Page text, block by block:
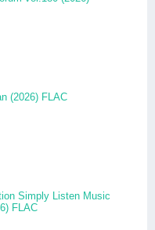
(2026) FLAC
Simply Listen Music
FLAC